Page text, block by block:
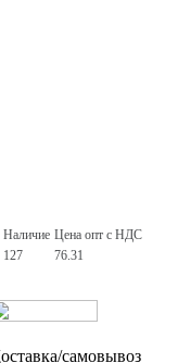
Наличие Цена опт с НДС
127 76.31
самовывоз